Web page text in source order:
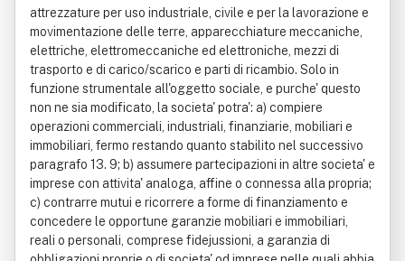
attrezzature per uso industriale, civile e per la lavorazione e
movimentazione delle terre, apparecchiature meccaniche,
elettriche, elettromeccaniche ed elettroniche, mezzi di
trasporto e di carico/scarico e parti di ricambio. Solo in
funzione strumentale all'oggetto sociale, e purche' questo
non ne sia modificato, la societa' potra': a) compiere
operazioni commerciali, industriali, finanziarie, mobiliari e
immobiliari, fermo restando quanto stabilito nel successivo
paragrafo 13. 9; b) assumere partecipazioni in altre societa' e
imprese con attivita' analoga, affine o connessa alla propria;
c) contrarre mutui e ricorrere a forme di finanziamento e
concedere le opportune garanzie mobiliari e immobiliari,
reali o personali, comprese fidejussioni, a garanzia di